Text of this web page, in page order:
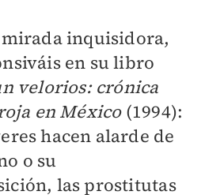
mirada inquisidora,
en su libro
velorios: crónica
en México(1994):
hacen alarde de
o su
las prostitutas